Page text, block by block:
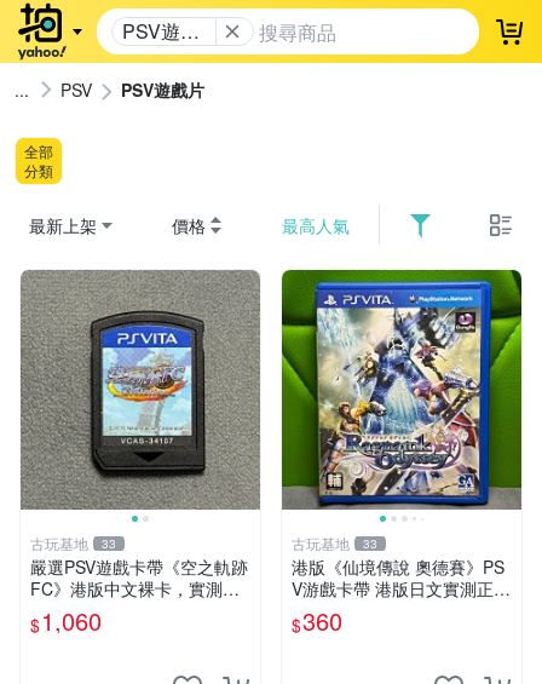
PSV遊戲
片
登
PSV PSV遊戲片
全部
分類
最新上架 價格 最高人氣
古玩基地 33
嚴選PSV遊戲卡帶《空之軌跡
FC》港版中文裸卡，實測暢
快遊戲無誤！限量販售，機器
認證僅能於索尼PSV上運行。
$1,060
古玩基地 33
港版《仙境傳說 奧德賽》PS
V游戲卡帶 港版日文實測正常
玩 盒子有輕微歲月痕跡 成色
如圖確認再拍 仙境傳說 奧德
$360